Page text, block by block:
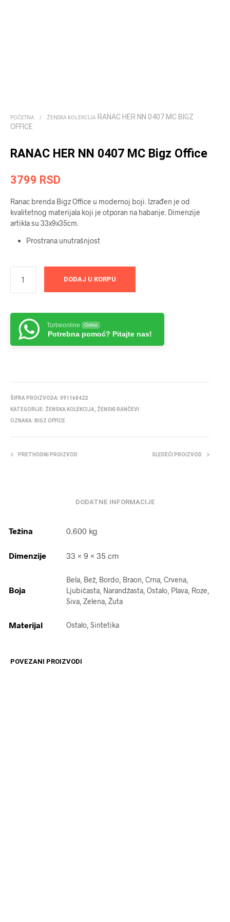
POČETNA / ŽENSKA KOLEKCIJA RANAC HER NN 0407 MC BIGZ
OFFICE
RANAC HER NN 0407 MC Bigz Office
3799 RSD
Ranac brenda Bigz Office u modernoj boji. Izrađen je od
kvalitetnog materijala koji je otporan na habanje. Dimenzije
artikla su 33x9x35cm.
Prostrana unutrašnjost
DODAJ U KORPU
Torbeonline Online
Potrebna pomoć? Pitajte nas!
ŠIFRA PROIZVODA: 091168422
KATEGORIJE: ŽENSKA KOLEKCIJA
ŽENSKI RANČEVI
OZNAKA: BIGZ OFFICE
PRETHODNI PROIZVOD SLEDEĆI PROIZVOD
DODATNE INFORMACIJE
Težina 0.600 kg
Dimenzije 33 × 9 × 35 cm
Boja
Bela, Bež, Bordo, Braon, Crna, Crvena,
Ljubičasta, Narandžasta, Ostalo, Plava, Roze,
Siva, Zelena, Žuta
Materijal Ostalo, Sintetika
POVEZANI PROIZVODI